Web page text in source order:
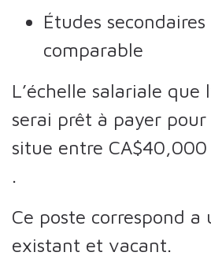
Études
comparable
L’échelle salariale que
serai prêt à payer pour
situe entre
.
Ce poste correspond a
existant et vacant.